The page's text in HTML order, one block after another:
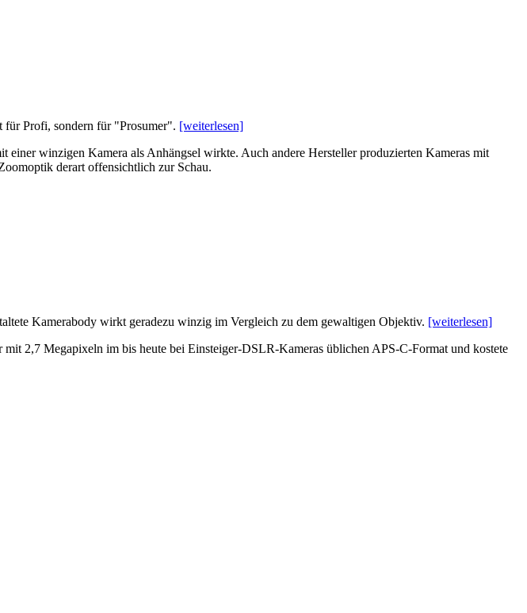
für Profi, sondern für "Prosumer". [weiterlesen]
winzigen Kamera als Anhängsel wirkte. Auch andere Hersteller produzierten Kameras mit
derart offensichtlich zur Schau.
Kamerabody wirkt geradezu winzig im Vergleich zu dem gewaltigen Objektiv. [weiterlesen]
2,7 Megapixeln im bis heute bei Einsteiger-DSLR-Kameras üblichen APS-C-Format und kostete